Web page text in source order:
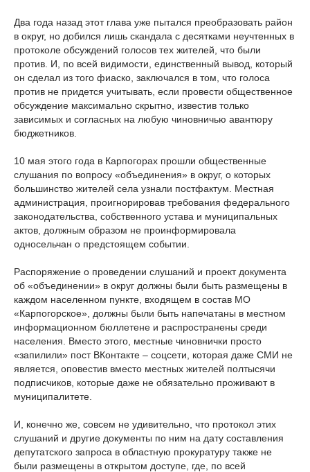
Два года назад этот глава уже пытался преобразовать район
в округ, но добился лишь скандала с десятками неучтенных в
протоколе обсуждений голосов тех жителей, что были
против. И, по всей видимости, единственный вывод, который
он сделал из того фиаско, заключался в том, что голоса
против не придется учитывать, если провести общественное
обсуждение максимально скрытно, известив только
зависимых и согласных на любую чиновничью авантюру
бюджетников.
10 мая этого года в Карпогорах прошли общественные
слушания по вопросу «объединения» в округ, о которых
большинство жителей села узнали постфактум. Местная
администрация, проигнорировав требования федерального
законодательства, собственного устава и муниципальных
актов, должным образом не проинформировала
односельчан о предстоящем событии.
Распоряжение о проведении слушаний и проект документа
об «объединении» в округ должны были быть размещены в
каждом населенном пункте, входящем в состав МО
«Карпогорское», должны были быть напечатаны в местном
информационном бюллетене и распространены среди
населения. Вместо этого, местные чиновнички просто
«запилили» пост ВКонтакте – соцсети, которая даже СМИ не
является, оповестив вместо местных жителей полтысячи
подписчиков, которые даже не обязательно проживают в
муниципалитете.
И, конечно же, совсем не удивительно, что протокол этих
слушаний и другие документы по ним на дату составления
депутатского запроса в областную прокуратуру также не
были размещены в открытом доступе, где, по всей